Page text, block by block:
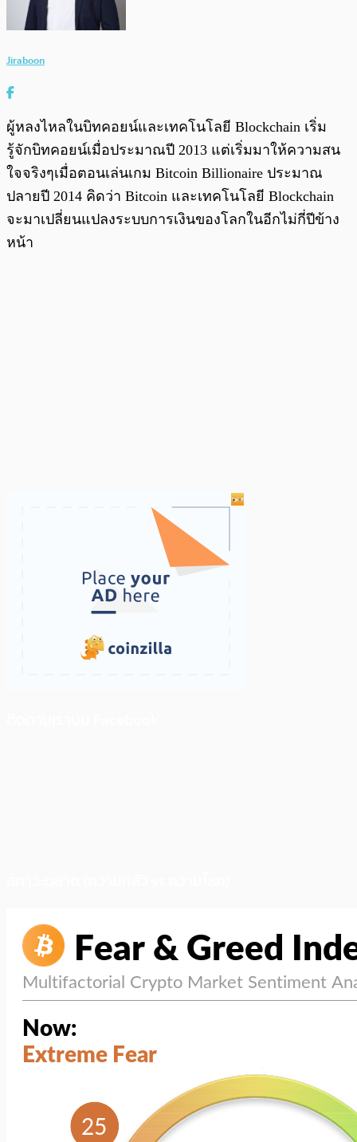
Jiraboon
ผู้หลงไหลในบิทคอยน์และเทคโนโลยี Blockchain เริ่ม
รู้จักบิทคอยน์เมื่อประมาณปี 2013 แต่เริ่มมาให้ความสน
ใจจริงๆเมื่อตอนเล่นเกม Bitcoin Billionaire ประมาณ
ปลายปี 2014 คิดว่า Bitcoin และเทคโนโลยี Blockchain
จะมาเปลี่ยนแปลงระบบการเงินของโลกในอีกไม่กี่ปีข้าง
หน้า